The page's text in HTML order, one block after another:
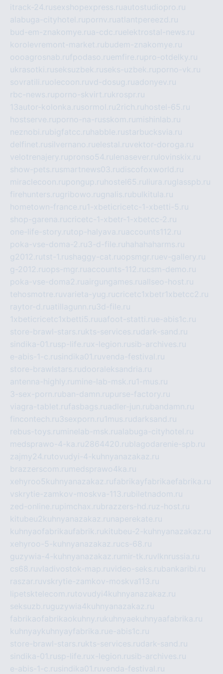
itrack-24.rusexshopexpress.ruautostudiopro.ru
alabuga-cityhotel.rupornv.ruatlantpereezd.ru
bud-em-znakomye.rua-cdc.ruelektrostal-news.ru
korolevremont-market.rubudem-znakomye.ru
oooagrosnab.rufpodaso.ruemfire.rupro-otdelky.ru
ukrasotki.ruseksuzbek.ruseks-uzbek.ruporno-vk.ru
sovratili.ruolecoon.ruvd-dosug.ruadonyev.ru
rbc-news.ruporno-skvirt.rukrospr.ru
13autor-kolonka.rusormol.ru2rich.ru hostel-65.ru
hostserve.ruporno-na-russkom.ru mishinlab.ru
neznobi.rubigfatcc.ru habble.rustarbucksvia.ru
delfinet.rusilvernano.ruelestal.ruvektor-doroga.ru
velotrenajery.rupronso54.ru lenasever.ru lovinskix.ru
show-pets.rusmartnews03.rudiscofoxworld.ru
miraclecoon.rupongup.ru hostel65.ru liura.ruglasspb.ru
firehunters.rugribowo.rugnalis.rubulkitula.ru
hometown-france.ru1-xbeticricetc-1-xbetti-5.ru
shop-garena.rucricetc-1-xbetr-1-xbetcc-2.ru
one-life-story.rutop-halyava.ruaccounts112.ru
poka-vse-doma-2.ru3-d-file.ru hahahaharms.ru
g2012.rutst-1.rushaggy-cat.ruopsmgr.ruev-gallery.ru
g-2012.ruops-mgr.ruaccounts-112.rucsm-demo.ru
poka-vse-doma2.ruairgungames.ruallseo-host.ru
tehosmotre.ruvarieta-yug.rucricetc1xbetr1xbetcc2.ru
raytor-d.ruatillagunn.ru3d-file.ru
1xbeticricetc1xbetti5.ruuafoot-statti.rue-abis1c.ru
store-brawl-stars.rukts-services.rudark-sand.ru
sindika-01.rusp-life.rux-legion.rusib-archives.ru
e-abis-1-c.rusindika01.ruvenda-festival.ru
store-brawlstars.rudooraleksandria.ru
antenna-highly.ru mine-lab-msk.ru1-mus.ru
3-sex-porn.ruban-damn.rupurse-factory.ru
viagra-tablet.rufasbags.ruadler-jun.rubandamn.ru
fincontech.ru3sexporn.ru1mus.rudarksand.ru
rebus-toys.ru minelab-msk.rualabuga-cityhotel.ru
medsprawo-4-ka.ru2864420.rublagodarenie-spb.ru
zajmy24.rutovudyi-4-kuhnyanazakaz.ru
brazzerscom.ru medsprawo4ka.ru
xehyroo5kuhnyanazakaz.rufabrikayfabrikaefabrika.ru
vskrytie-zamkov-moskva-113.rubiletnadom.ru
zed-online.rupimchax.rubrazzers-hd.ruz-host.ru
kitubeu2kuhnyanazakaz.ru naperekate.ru
kuhnyaofabrikaufabrik.rukitubeu-2-kuhnyanazakaz.ru
xehyroo-5-kuhnyanazakaz.rucs-68.ru
guzywia-4-kuhnyanazakaz.ru mir-tk.ruvlknrussia.ru
cs68.ruvladivostok-map.ruvideo-seks.rubankaribi.ru
raszar.ruvskrytie-zamkov-moskva113.ru
lipetsktelecom.rutovudyi4kuhnyanazakaz.ru
seksuzb.ruguzywia4kuhnyanazakaz.ru
fabrikaofabrikaokuhny.rukuhnyaekuhnyaafabrika.ru
kuhnyaykuhnyayfabrika.rue-abis1c.ru
store-brawl-stars.rukts-services.rudark-sand.ru
sindika-01.rusp-life.rux-legion.rusib-archives.ru
e-abis-1-c.rusindika01.ruvenda-festival.ru